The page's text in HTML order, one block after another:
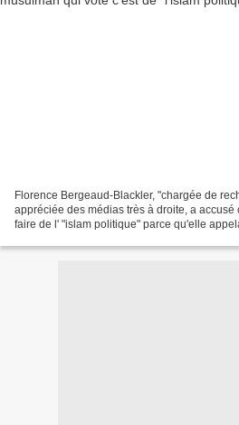
Florence Bergeaud-Blackler, "chargée de
appréciée des médias très à droite, a
faire de l' "islam politique" parce qu'elle